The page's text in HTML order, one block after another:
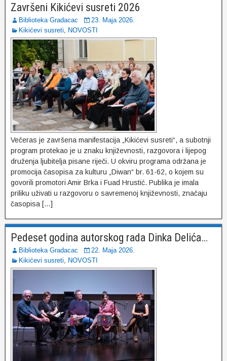
Završeni Kikićevi susreti 2026
Biblioteka Gradacac
23. Maja 2026.
Kikićevi susreti, NOVOSTI
Večeras je završena manifestacija „Kikićevi susreti“, a subotnji
program protekao je u znaku književnosti, razgovora i lijepog
druženja ljubitelja pisane riječi. U okviru programa održana je
promocija časopisa za kulturu „Diwan“ br. 61-62, o kojem su
govorili promotori Amir Brka i Fuad Hrustić. Publika je imala
priliku uživati u razgovoru o savremenoj književnosti, značaju
časopisa […]
Pedeset godina autorskog rada Dinka Delića…
Biblioteka Gradacac
22. Maja 2026.
Kikićevi susreti, NOVOSTI